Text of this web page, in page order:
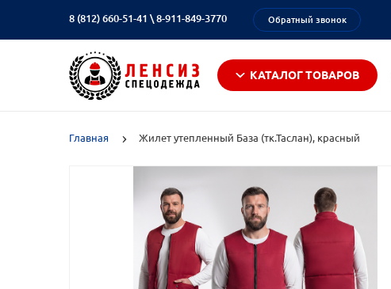
8 (812) 660-51-41 \ 8-911-849-3770 Обратный звонок
КАТАЛОГ ТОВАРОВ
Главная Жилет утепленный База (тк.Таслан), красный